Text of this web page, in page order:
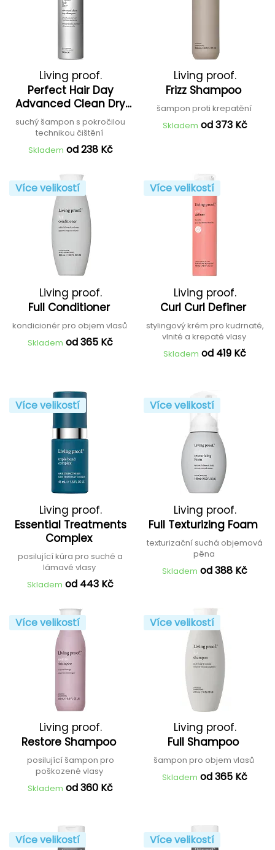
Living proof.
Perfect Hair Day
Advanced Clean Dry
Shampoo
suchý šampon s pokročilou
technikou čištění
Skladem od 238 Kč
Living proof.
Frizz Shampoo
šampon proti krepatění
Skladem od 373 Kč
Více velikostí
Living proof.
Full Conditioner
kondicionér pro objem vlasů
Skladem od 365 Kč
Více velikostí
Living proof.
Curl Curl Definer
stylingový krém pro kudrnaté,
vlnité a krepaté vlasy
Skladem od 419 Kč
Více velikostí
Living proof.
Essential Treatments
Complex
posilující kúra pro suché a
lámavé vlasy
Skladem od 443 Kč
Více velikostí
Living proof.
Full Texturizing Foam
texturizační suchá objemová
pěna
Skladem od 388 Kč
Více velikostí
Living proof.
Restore Shampoo
posilující šampon pro
poškozené vlasy
Skladem od 360 Kč
Více velikostí
Living proof.
Full Shampoo
šampon pro objem vlasů
Skladem od 365 Kč
Více velikostí Více velikostí